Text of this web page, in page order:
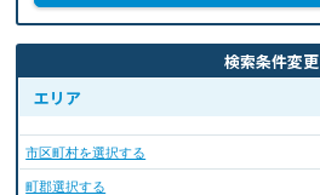
検索条件変更
エリア
市区町村を選択する
町郡選択する